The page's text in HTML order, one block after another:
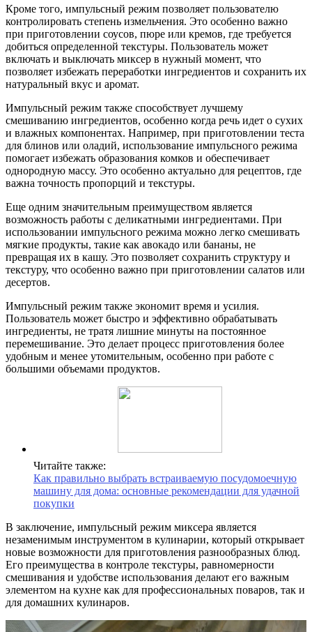
Кроме того, импульсный режим позволяет пользователю
контролировать степень измельчения. Это особенно важно
при приготовлении соусов, пюре или кремов, где требуется
добиться определенной текстуры. Пользователь может
включать и выключать миксер в нужный момент, что
позволяет избежать переработки ингредиентов и сохранить их
натуральный вкус и аромат.
Импульсный режим также способствует лучшему
смешиванию ингредиентов, особенно когда речь идет о сухих
и влажных компонентах. Например, при приготовлении теста
для блинов или оладий, использование импульсного режима
помогает избежать образования комков и обеспечивает
однородную массу. Это особенно актуально для рецептов, где
важна точность пропорций и текстуры.
Еще одним значительным преимуществом является
возможность работы с деликатными ингредиентами. При
использовании импульсного режима можно легко смешивать
мягкие продукты, такие как авокадо или бананы, не
превращая их в кашу. Это позволяет сохранить структуру и
текстуру, что особенно важно при приготовлении салатов или
десертов.
Импульсный режим также экономит время и усилия.
Пользователь может быстро и эффективно обрабатывать
ингредиенты, не тратя лишние минуты на постоянное
перемешивание. Это делает процесс приготовления более
удобным и менее утомительным, особенно при работе с
большими объемами продуктов.
Читайте также:
Как правильно выбрать встраиваемую посудомоечную
машину для дома: основные рекомендации для удачной
покупки
В заключение, импульсный режим миксера является
незаменимым инструментом в кулинарии, который открывает
новые возможности для приготовления разнообразных блюд.
Его преимущества в контроле текстуры, равномерности
смешивания и удобстве использования делают его важным
элементом на кухне как для профессиональных поваров, так и
для домашних кулинаров.